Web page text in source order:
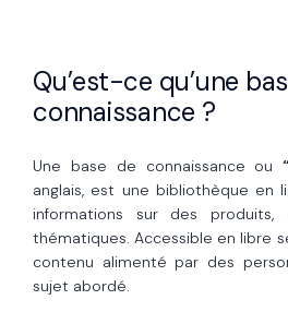
Qu’est-ce qu’une
connaissance ?
Une base de connaissance ou
anglais, est une bibliothèque en
informations sur des
thématiques. Accessible en libre
contenu alimenté par des
sujet abordé.